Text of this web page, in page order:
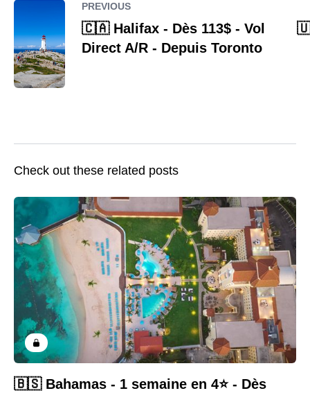
PREVIOUS
🇨🇦 Halifax - Dès 113$ - Vol
Direct A/R - Depuis Toronto
Check out these related posts
🇧🇸 Bahamas - 1 semaine en 4⭐️ - Dès